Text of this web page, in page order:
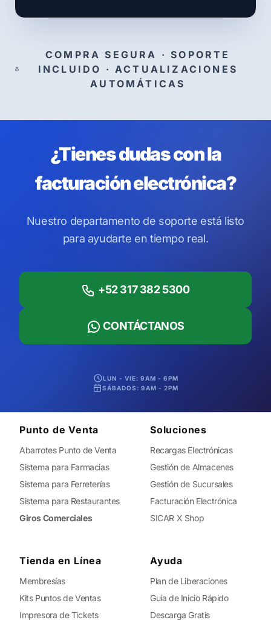
COMPRA SEGURA · SOPORTE
INCLUIDO · ACTUALIZACIONES
AUTOMÁTICAS
¿Tienes dudas con la
facturación electrónica?
Nuestro departamento de soporte está listo
para ayudarte en tiempo real.
+52 317 382 5300
CONTÁCTANOS
LUN - VIE: 9AM - 6PM
SÁBADOS: 9AM - 2PM
Punto de Venta
Abarrotes Punto de Venta
Sistema para Farmacias
Sistema para Ferreterías
Sistema para Restaurantes
Giros Comerciales
Soluciones
Recargas Electrónicas
Gestión de Almacenes
Gestión de Sucursales
Facturación Electrónica
SICAR X Shop
Tienda en Línea
Membresías
Kits Puntos de Ventas
Impresora de Tickets
Ayuda
Plan de Liberaciones
Guía de Inicio Rápido
Descarga Gratis